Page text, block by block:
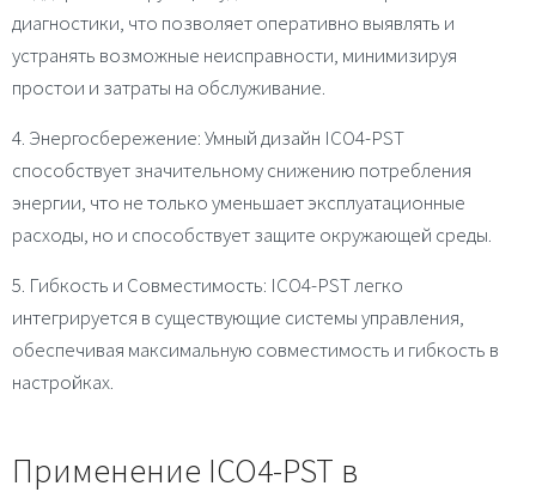
диагностики, что позволяет оперативно выявлять и
устранять возможные неисправности, минимизируя
простои и затраты на обслуживание.
4. Энергосбережение: Умный дизайн ICO4-PST
способствует значительному снижению потребления
энергии, что не только уменьшает эксплуатационные
расходы, но и способствует защите окружающей среды.
5. Гибкость и Совместимость: ICO4-PST легко
интегрируется в существующие системы управления,
обеспечивая максимальную совместимость и гибкость в
настройках.
Применение ICO4-PST в